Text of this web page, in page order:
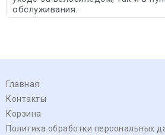
обслуживания.
Главная
Контакты
Корзина
Политика обработки персональных